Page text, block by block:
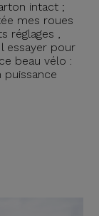
intact ;
mes roues
,
essayer pour
beau vélo :